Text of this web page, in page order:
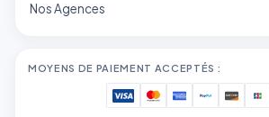
Nos Agences
MOYENS DE PAIEMENT ACCEPTÉS :